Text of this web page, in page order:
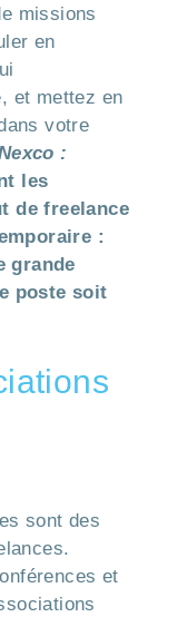
missions
en
et mettez en
votre
:
les
de freelance
:
grande
poste soit
sont des
et